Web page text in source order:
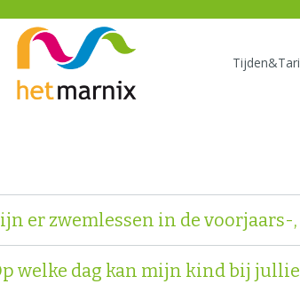
er zwemlessen in de
welke dag kan mijn kind bij jullie